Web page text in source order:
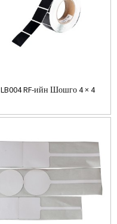
LB004 RF-ийн Шошго 4 × 4